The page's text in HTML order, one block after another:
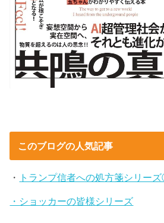
このブログの人気記事
・ トランプ信者への処方箋シリー
・ショッカーの皆様シリーズ